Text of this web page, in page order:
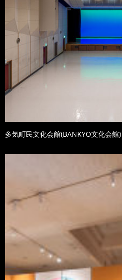
多気町民文化会館(BANKYO文化会館)